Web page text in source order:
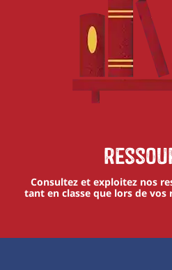
Consultez et exploitez nos
tant en classe que lors de vos